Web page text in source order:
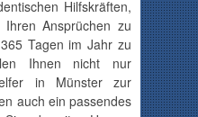
Hilfskräften,
Ansprüchen zu
Tagen im Jahr zu
Ihnen nicht nur
in Münster zur
auch ein passendes